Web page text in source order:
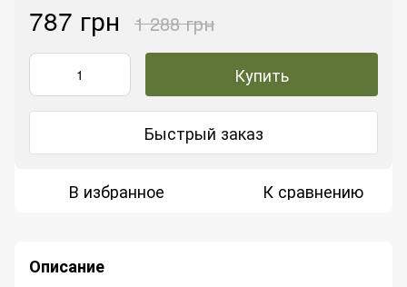
787 грн 1 288 грн
Купить
Быстрый заказ
В избранное К сравнению
Описание